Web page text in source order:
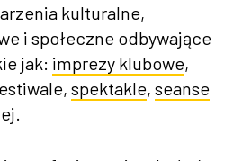
kulturalne,
i społeczne odbywające
jak: imprezy klubowe,
spektakle, seanse